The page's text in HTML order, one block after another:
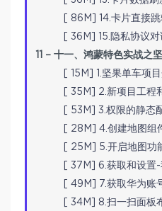
[ 86M] 14.卡片直接
[ 36M] 15.隐私协议
11 – 十一、鸿蒙特色实战之
[ 15M] 1.坚果单车项
[ 35M] 2.新项目工程
[ 53M] 3.权限的静态
[ 28M] 4.创建地图组
[ 25M] 5.开启地图功
[ 37M] 6.获取和设置
[ 49M] 7.获取华为账
[ 34M] 8.扫一扫面板